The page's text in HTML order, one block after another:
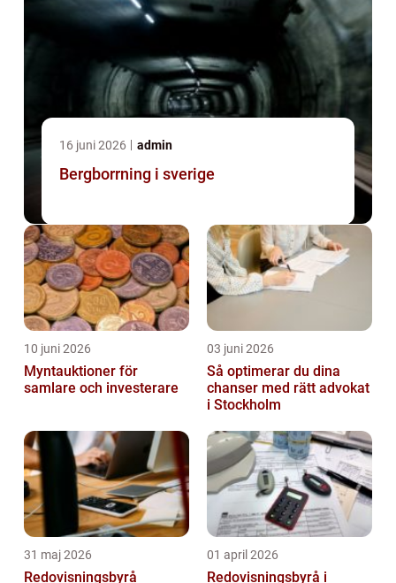
16 juni 2026 admin
Bergborrning i sverige
10 juni 2026
Myntauktioner för
samlare och investerare
03 juni 2026
Så optimerar du dina
chanser med rätt advokat
i Stockholm
31 maj 2026
Redovisningsbyrå
01 april 2026
Redovisningsbyrå i